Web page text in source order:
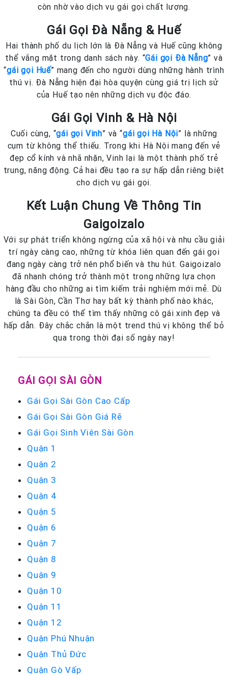
còn nhờ vào dịch vụ gái gọi chất lượng.
Gái Gọi Đà Nẵng & Huế
Hai thành phố du lịch lớn là Đà Nẵng và Huế cũng không
thể vắng mặt trong danh sách này. “Gái gọi Đà Nẵng” và
“gái gọi Huế” mang đến cho người dùng những hành trình
thú vị. Đà Nẵng hiện đại hòa quyện cùng giá trị lịch sử
của Huế tạo nên những dịch vụ độc đáo.
Gái Gọi Vinh & Hà Nội
Cuối cùng, “gái gọi Vinh” và “gái gọi Hà Nội” là những
cụm từ không thể thiếu. Trong khi Hà Nội mang đến vẻ
đẹp cổ kính và nhã nhặn, Vinh lại là một thành phố trẻ
trung, năng động. Cả hai đều tạo ra sự hấp dẫn riêng biệt
cho dịch vụ gái gọi.
Kết Luận Chung Về Thông Tin
Gaigoizalo
Với sự phát triển không ngừng của xã hội và nhu cầu giải
trí ngày càng cao, những từ khóa liên quan đến gái gọi
đang ngày càng trở nên phổ biến và thu hút. Gaigoizalo
đã nhanh chóng trở thành một trong những lựa chọn
hàng đầu cho những ai tìm kiếm trải nghiệm mới mẻ. Dù
là Sài Gòn, Cần Thơ hay bất kỳ thành phố nào khác,
chúng ta đều có thể tìm thấy những cô gái xinh đẹp và
hấp dẫn. Đây chắc chắn là một trend thú vị không thể bỏ
qua trong thời đại số ngày nay!
GÁI GỌI SÀI GÒN
Gái Gọi Sài Gòn Cao Cấp
Gái Gọi Sài Gòn Giá Rẽ
Gái Gọi Sinh Viên Sài Gòn
Quận 1
Quận 2
Quận 3
Quận 4
Quận 5
Quận 6
Quận 7
Quận 8
Quận 9
Quận 10
Quận 11
Quận 12
Quận Phú Nhuận
Quận Thủ Đức
Quận Gò Vấp